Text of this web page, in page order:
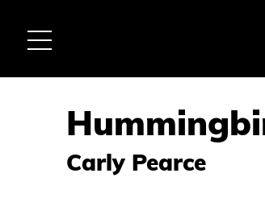
Carly Pearce